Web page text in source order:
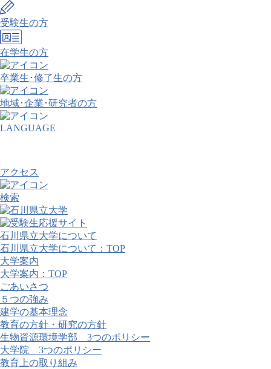
受験生の方
在学生の方
卒業生･修了生の方
地域･企業･研究者の方
LANGUAGE
アクセス
検索
石川県立大学について
石川県立大学について：TOP
大学案内
大学案内：TOP
ごあいさつ
５つの強み
建学の基本理念
教育の方針・研究の方針
生物資源環境学部 3つのポリシー
大学院 3つのポリシー
教育上の取り組み